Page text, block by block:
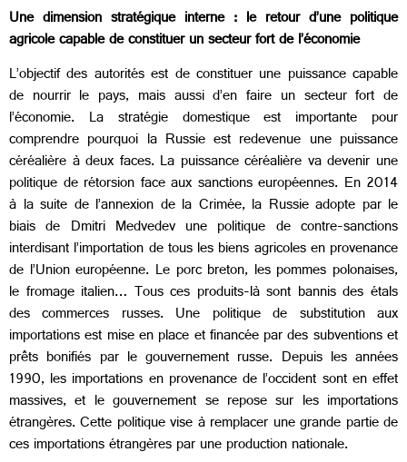
Une dimension stratégique interne : le retour d’une politique
agricole capable de constituer un secteur fort de l’économie
L’objectif des autorités est de constituer une puissance capable
de nourrir le pays, mais aussi d’en faire un secteur fort de
l’économie. La stratégie domestique est importante pour
comprendre pourquoi la Russie est redevenue une puissance
céréalière à deux faces. La puissance céréalière va devenir une
politique de rétorsion face aux sanctions européennes. En 2014
à la suite de l’annexion de la Crimée, la Russie adopte par le
biais de Dmitri Medvedev une politique de contre-sanctions
interdisant l’importation de tous les biens agricoles en provenance
de l’Union européenne. Le porc breton, les pommes polonaises,
le fromage italien… Tous ces produits-là sont bannis des étals
des commerces russes. Une politique de substitution aux
importations est mise en place et financée par des subventions et
prêts bonifiés par le gouvernement russe. Depuis les années
1990, les importations en provenance de l’occident sont en effet
massives, et le gouvernement se repose sur les importations
étrangères. Cette politique vise à remplacer une grande partie de
ces importations étrangères par une production nationale.